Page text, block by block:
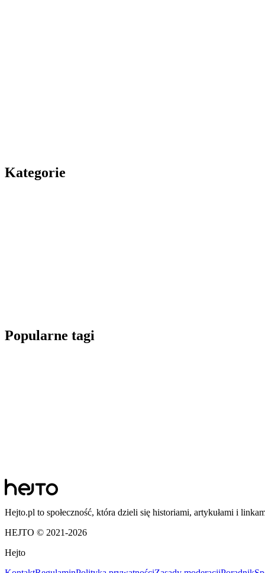
Kategorie
Popularne tagi
Hejto.pl to społeczność, która dzieli się historiami, artykułami i
HEJTO © 2021-2026
Hejto